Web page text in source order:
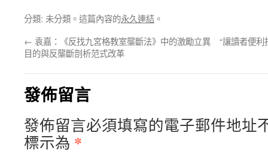
分類: 未分類。這篇內容的永久連結 。
← 袁嘉：《反找九宮格教室壟斷法》中的激勵立異
目的與反壟斷剖析范式改革
“讓讀者便
發佈留言
發佈留言必須填寫的電子郵件地址
標示為 *